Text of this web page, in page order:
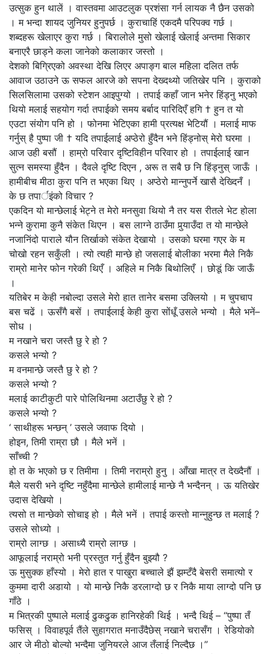
उत्सुक हुन थालें । वास्तवमा आउटलुक प्रशंसा गर्न लायक नै छैन उसको
। म भन्दा शायद जुनियर हुनुपर्छ । कुराचाहिं एकदमै परिपक्व गर्छ ।
शब्दहरू खेलाएर कुरा गर्छ । बिरालोले मुसो खेलाई खेलाई अन्तमा सिकार
बनाएरै छाड्ने कला जानेको कलाकार जस्तो ।
देशको बिग्रिएको अवस्था देखि लिएर अपाङ्ग बाल महिला दलित तर्फ
आवाज उठाउने ऊ सफल आरजे को सपना देख्दथ्यो जतिखेर पनि । कुराको
सिलसिलामा उसको स्टेशन आइपुग्यो । तपाई कहाँ जान भनेर हिंड्नु भएको
थियो मलाई सहयोग गर्दा तपाईको समय बर्बाद पारिदिएँ हगि † हुन त यो
एउटा संयोग पनि हो । फोनमा भेटिएका हामी प्रत्यक्ष भेटियौं । मलाई माफ
गर्नुस् है पुष्पा जी † यदि तपाईलाई अप्ठेरो हुँदैन भने हिंड्नोस् मेरो घरमा ।
आज उही बसौं । हाम्रो परिवार दृष्टिविहीन परिवार हो । तपाईलाई खान
सुत्न समस्या हुँदैन । दैवले दृष्टि दिएन , अरू त सबै छ नि हिंड्नुस् जाऊँ ।
हामीबीच मीठा कुरा पनि त भएका थिए । अप्ठेरो मान्नुपर्ने खासै देख्दिनँ ।
के छ तपार्इंको विचार ?
एकदिन यो मान्छेलाई भेट्ने त मेरो मनसुवा थियो नै तर यस रीतले भेट होला
भन्ने कुरामा कुनै संकेत थिएन । बस लाग्ने ठाउँमा पुर्‍याउँदा त यो मान्छेले
नजानिंदो पाराले यौन तिर्खाको संकेत देखायो । उसको घरमा गएर के म
चोखो रहन सकुँली । त्यो त्यही मान्छे हो जसलाई बोलीका भरमा मैले निकै
राम्रो मानेर फोन गरेकी थिएँ । अहिले म निकै बिथोलिएँ । छोडूं कि जाऊँ
।
यतिबेर म केही नबोल्दा उसले मेरो हात तानेर बसमा उक्लियो । म चुपचाप
बस चढें । ऊसँगै बसें । तपाईलाई केही कुरा सोंधूँ उसले भन्यो । मैले भनें–
सोध ।
म नखाने चरा जस्तै छु रे हो ?
कसले भन्यो ?
म वनमान्छे जस्तै छु रे हो ?
कसले भन्यो ?
मलाई काटीकुटी पारे पोलिथिनमा अटाउँछु रे हो ?
कसले भन्यो ?
‘ साथीहरू भन्छन् ’ उसले जवाफ दियो ।
होइन, तिमी राम्रा छौ । मैले भनें ।
साँच्ची ?
हो त के भएको छ र तिमीमा । तिमी नराम्रो हुनु । आँखा मात्र त देख्दैनौं ।
मैले यसरी भने दृष्टि नहुँदैमा मान्छेले हामीलाई मान्छे नै भन्दैनन् । ऊ यतिखेर
उदास देखियो ।
त्यसो त मान्छेको सोचाइ हो । मैले भनें । तपाई कस्तो मान्नुहुन्छ त मलाई ?
उसले सोध्यो ।
राम्रो लाग्छ । असाध्यै राम्रो लाग्छ ।
आफूलाई नराम्रो भनी प्रस्तुत गर्नु हुँदैन बुझ्यौ ?
ऊ मुसुक्क हाँस्यो । मेरो हात र पाखुरा बच्चाले झैं झम्टँदै बेसरी समात्यो र
कुममा दारी अडायो । यो मान्छे निकै डरलाग्दो छ र निकै माया लाग्दो पनि छ
गाँठे ।
म भित्रकी पुष्पाले मलाई ढुकढुक हानिरहेकी थिई । भन्दै थिई – “पुष्पा तँ
फसिस् । विवाहपूर्व तैंले सुहागरात मनाउँदैछेस् नखाने चरासँग । रेडियोको
आर जे मीठो बोल्यो भन्दैमा जुनियरले आज तँलाई निल्दैछ ।”